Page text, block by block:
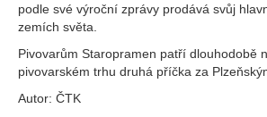
podle své výroční zprávy prodává svůj
zemích světa.
Pivovarům Staropramen patří dlouhodobě
pivovarském trhu druhá příčka za
Autor: ČTK